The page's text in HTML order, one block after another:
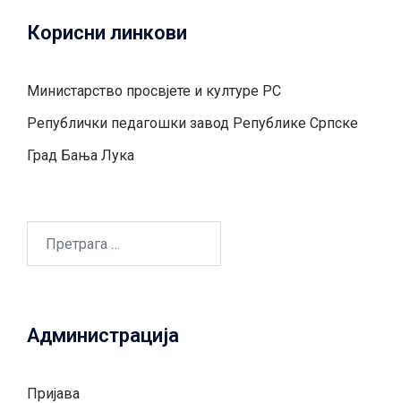
Корисни линкови
Министарство просвјете и културе РС
Републички педагошки завод Републике Српске
Град Бањa Лукa
Администрација
Пријава